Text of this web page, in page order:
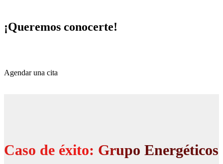
¡Queremos conocerte!
Agendar una cita
Caso de éxito: Grupo Energéticos